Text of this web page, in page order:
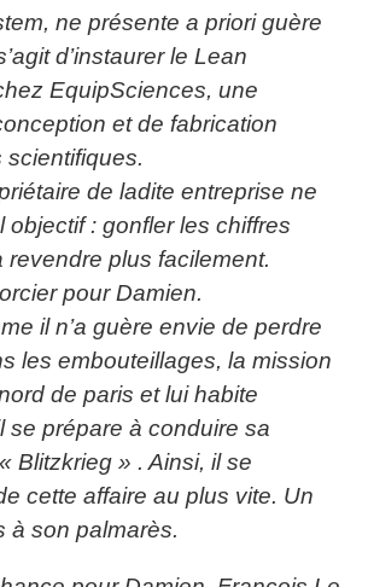
ne présente a priori guère
d’instaurer le Lean
EquipSciences, une
et de fabrication
scientifiques.
de ladite entreprise ne
objectif : gonfler les chiffres
revendre plus facilement.
pour Damien.
il n’a guère envie de perdre
les embouteillages, la mission
de paris et lui habite
se prépare à conduire sa
Blitzkrieg » . Ainsi, il se
cette affaire au plus vite. Un
à son palmarès.